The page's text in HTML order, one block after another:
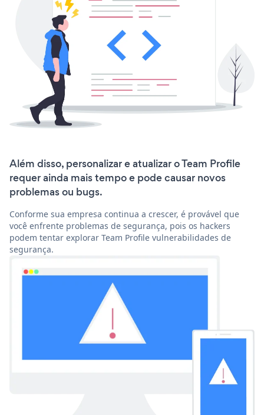
Além disso, personalizar e atualizar o Team Profile
requer ainda mais tempo e pode causar novos
problemas ou bugs.
Conforme sua empresa continua a crescer, é provável que
você enfrente problemas de segurança, pois os hackers
podem tentar explorar Team Profile vulnerabilidades de
segurança.